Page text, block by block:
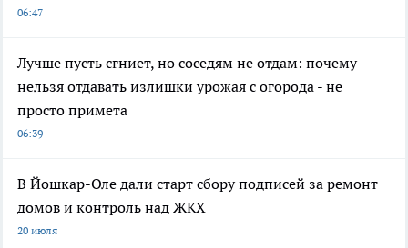
06:47
Лучше пусть сгниет, но соседям не отдам: почему
нельзя отдавать излишки урожая с огорода - не
просто примета
06:39
В Йошкар-Оле дали старт сбору подписей за ремонт
домов и контроль над ЖКХ
20 июля